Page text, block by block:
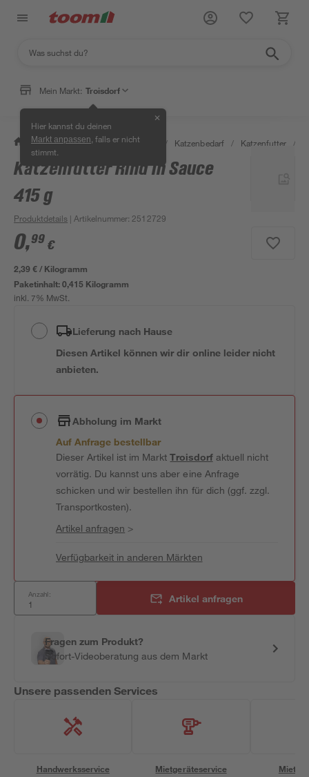
Mein Markt: Troisdorf
Hier kannst du deinen
Markt anpassen , falls er nicht
stimmt.
✕
/ Garten & Freizeit / Tierbedarf / Katzenbedarf / Katzenfutter /
Katzenfutter Rind in Sauce
415 g
Produktdetails | Artikelnummer: 2512729
0,99 €
2,39 € / Kilogramm
Paketinhalt:0,415 Kilogramm
inkl. 7% MwSt.
Lieferung nach Hause
Diesen Artikel können wir dir online leider nicht
anbieten.
Abholung im Markt
Auf Anfrage bestellbar
Dieser Artikel ist im MarktTroisdorfaktuell nicht
vorrätig. Du kannst uns aber eine Anfrage
schicken und wir bestellen ihn für dich (ggf. zzgl.
Transportkosten).
Artikel anfragen >
Verfügbarkeit in anderen Märkten
Anzahl: Artikel anfragen
Fragen zum Produkt?
Sofort-Videoberatung aus dem Markt
Unsere passenden Services
Handwerksservice Mietgeräteservice